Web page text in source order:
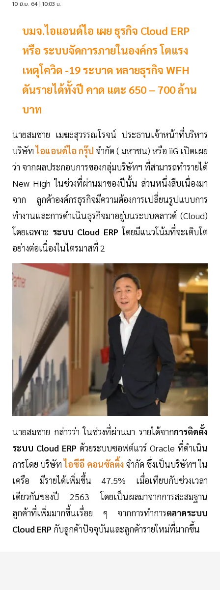
10 มิ.ย. 64 | 10:03 น.
บมจ.ไอแอนด์ไอ เผย ธุรกิจ Cloud ERP
หรือ ระบบจัดการภายในองค์กร โตแรง
เหตุโควิด -19 ระบาด หลายธุรกิจ WFH
ดันรายได้ทั้งปี คาด แตะ 650 – 700 ล้าน
บาท
นายสมชาย เมฆะสุวรรณโรจน์ ประธานเจ้าหน้าที่บริหาร
บริษัทไอแอนด์ไอ กรุ๊ป จำกัด ( มหาชน) หรือ iiG เปิดเผย
ว่า จากผลประกอบการของกลุ่มบริษัทฯ ที่สามารถทำรายได้
New High ในช่วงที่ผ่านมาของปีนั้น ส่วนหนึ่งสืบเนื่องมา
จาก ลูกค้าองค์กรธุรกิจมีความต้องการเปลี่ยนรูปแบบการ
ทำงานและการดำเนินธุรกิจมาอยู่บนระบบคลาวด์ (Cloud)
โดยเฉพาะ ระบบ Cloud ERPโดยมีแนวโน้มที่จะเติบโต
อย่างต่อเนื่องในไตรมาสที่ 2
นายสมชาย กล่าวว่า ในช่วงที่ผ่านมา รายได้จากการติดตั้ง
ระบบ Cloud ERP ด้วยระบบซอฟต์แวร์ Oracle ที่ดำเนิน
การโดย บริษัทไอซีอี คอนซัลติ้ง จำกัด ซึ่งเป็นบริษัทฯ ใน
เครือ มีรายได้เพิ่มขึ้น 47.5% เมื่อเทียบกับช่วงเวลา
เดียวกันของปี 2563 โดยเป็นผลมาจากการสะสมฐาน
ลูกค้าที่เพิ่มมากขึ้นเรื่อย ๆ จากการทำการตลาดระบบ
Cloud ERP กับลูกค้าปัจจุบันและลูกค้ารายใหม่ที่มากขึ้น